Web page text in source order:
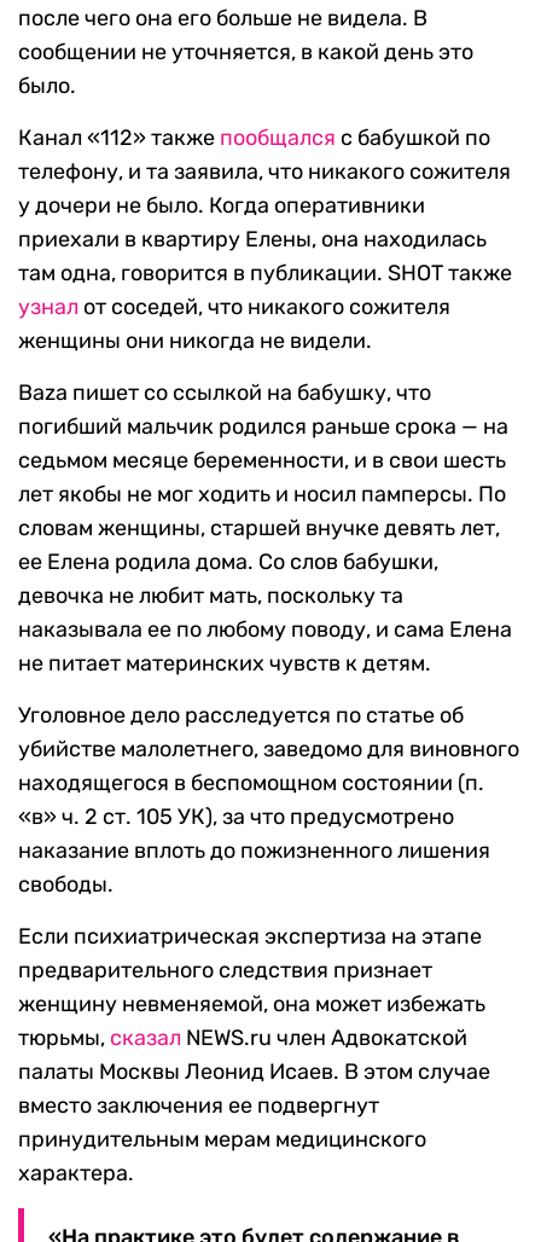
после чего она его больше не видела. В
сообщении не уточняется, в какой день это
было.
Канал «112» также пообщался с бабушкой по
телефону, и та заявила, что никакого сожителя
у дочери не было. Когда оперативники
приехали в квартиру Елены, она находилась
там одна, говорится в публикации. SHOT также
узнал от соседей, что никакого сожителя
женщины они никогда не видели.
Baza пишет со ссылкой на бабушку, что
погибший мальчик родился раньше срока — на
седьмом месяце беременности, и в свои шесть
лет якобы не мог ходить и носил памперсы. По
словам женщины, старшей внучке девять лет,
ее Елена родила дома. Со слов бабушки,
девочка не любит мать, поскольку та
наказывала ее по любому поводу, и сама Елена
не питает материнских чувств к детям.
Уголовное дело расследуется по статье об
убийстве малолетнего, заведомо для виновного
находящегося в беспомощном состоянии (п.
«в» ч. 2 ст. 105 УК), за что предусмотрено
наказание вплоть до пожизненного лишения
свободы.
Если психиатрическая экспертиза на этапе
предварительного следствия признает
женщину невменяемой, она может избежать
тюрьмы, сказал NEWS.ru член Адвокатской
палаты Москвы Леонид Исаев. В этом случае
вместо заключения ее подвергнут
принудительным мерам медицинского
характера.